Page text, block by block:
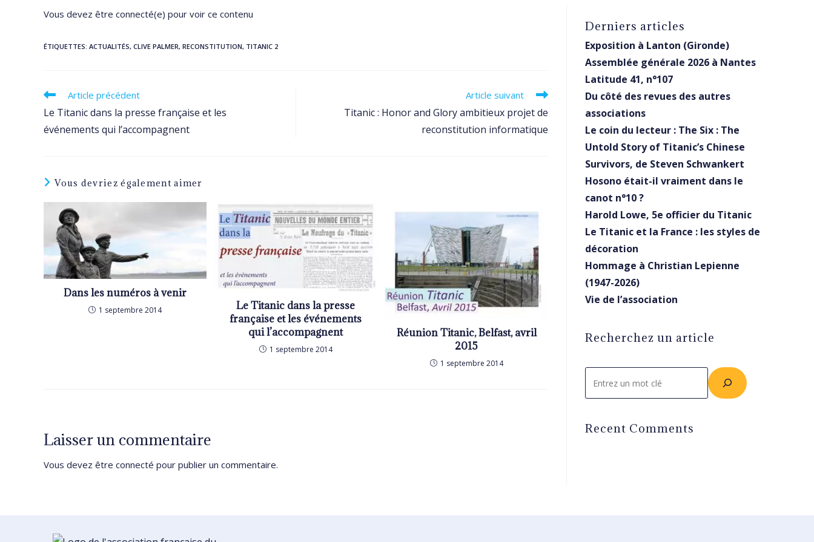
Vous devez être connecté(e) pour voir ce contenu
ÉTIQUETTES: ACTUALITÉS, CLIVE PALMER, RECONSTITUTION, TITANIC 2
Read
articles
Article précédent
Le Titanic dans la presse française et les
événements qui l’accompagnent
Article suivant
Titanic : Honor and Glory ambitieux projet de
reconstitution informatique
Vous devriez également aimer
Dans les numéros à venir
1 septembre 2014
Le Titanic dans la presse
française et les événements
qui l’accompagnent
1 septembre 2014
Réunion Titanic, Belfast, avril
2015
1 septembre 2014
Laisser un commentaire
Vous devez être connecté pour publier un commentaire.
Derniers articles
Exposition à Lanton (Gironde)
Assemblée générale 2026 à Nantes
Latitude 41, n°107
Du côté des revues des autres
associations
Le coin du lecteur : The Six : The
Untold Story of Titanic’s Chinese
Survivors, de Steven Schwankert
Hosono était-il vraiment dans le
canot n°10 ?
Harold Lowe, 5e officier du Titanic
Le Titanic et la France : les styles de
décoration
Hommage à Christian Lepienne
(1947-2026)
Vie de l’association
Recherchez un article
Recent Comments